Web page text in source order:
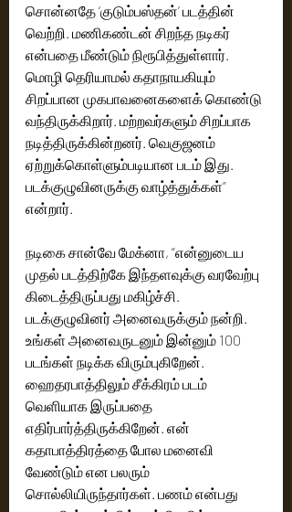
சொன்னதே ‘குடும்பஸ்தன்’ படத்தின்
வெற்றி. மணிகண்டன் சிறந்த நடிகர்
என்பதை மீண்டும் நிரூபித்துள்ளார்.
மொழி தெரியாமல் கதாநாயகியும்
சிறப்பான முகபாவனைகளைக் கொண்டு
வந்திருக்கிறார். மற்றவர்களும் சிறப்பாக
நடித்திருக்கின்றனர். வெகுஜனம்
ஏற்றுக்கொள்ளும்படியான படம் இது.
படக்குழுவினருக்கு வாழ்த்துக்கள்”
என்றார்.
நடிகை சான்வே மேக்னா, “என்னுடைய
முதல் படத்திற்கே இந்தளவுக்கு வரவேற்பு
கிடைத்திருப்பது மகிழ்ச்சி.
படக்குழுவினர் அனைவருக்கும் நன்றி.
உங்கள் அனைவருடனும் இன்னும் 100
படங்கள் நடிக்க விரும்புகிறேன்.
ஹைதரபாத்திலும் சீக்கிரம் படம்
வெளியாக இருப்பதை
எதிர்பார்த்திருக்கிறேன். என்
கதாபாத்திரத்தை போல மனைவி
வேண்டும் என பலரும்
சொல்லியிருந்தார்கள். பணம் என்பது